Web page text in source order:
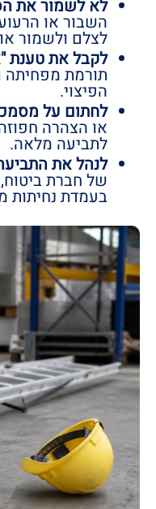
לא לשמור את
השבור או
לצלם ולשמור
לקבל את טענת
תורמת מפחיתה
הפיצוי.
לחתום על
או הצהרה
לתביעה מלאה.
לנהל את
של חברת
בעמדת נחיתות